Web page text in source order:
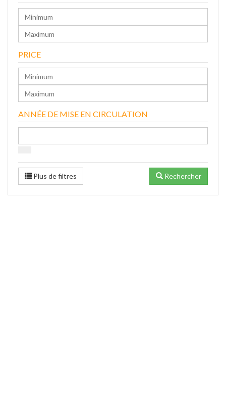
PRICE
ANNÉE DE MISE EN CIRCULATION
Plus de filtres Rechercher